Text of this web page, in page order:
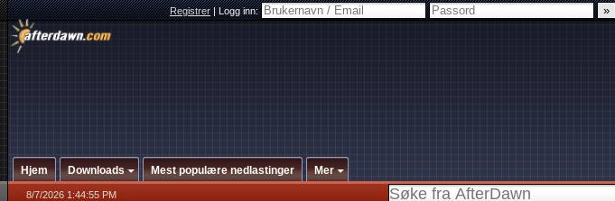
Registrer|Logg inn:
Hjem Downloads Mest populære nedlastinger Mer
8/7/2026 1:44:55 PM